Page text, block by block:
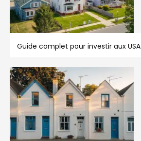
Guide complet pour investir aux USA